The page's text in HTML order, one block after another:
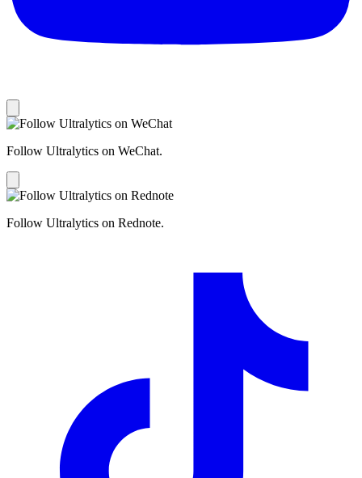
Follow Ultralytics on WeChat.
Follow Ultralytics on Rednote.